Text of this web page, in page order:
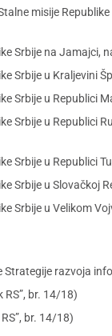
misije
na Jamajci,
Srbije u Kraljevini
u Republici
u Republici
Srbije u Republici
Srbije u Slovačkoj
u Velikom
razvoja
br. 14/18)
br. 14/18)